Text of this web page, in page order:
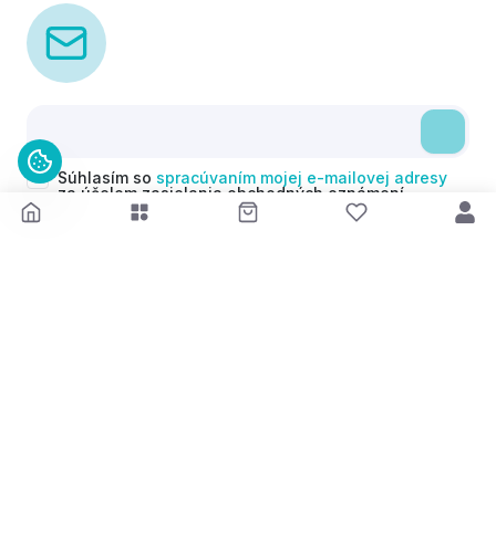
Súhlasím so spracúvaním mojej e-mailovej adresy
za účelom zasielania obchodných oznámení
(newsletterov) v súlade s čl. 6 ods. 1 písm. a)
Nariadenia GDPR. Svoj súhlas môžem kedykoľvek